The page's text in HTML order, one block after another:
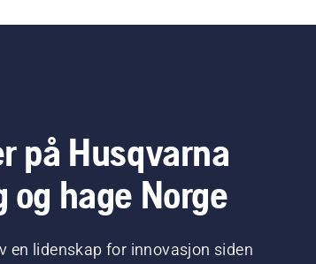
på Husqvarna
og hage Norge
en lidenskap for innovasjon siden